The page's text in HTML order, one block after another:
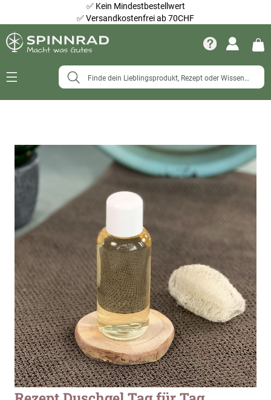
✅ Kein Mindestbestellwert
✅Versandkostenfrei ab 70CHF
Navigation
Zum
Ende
der
springen
Zum